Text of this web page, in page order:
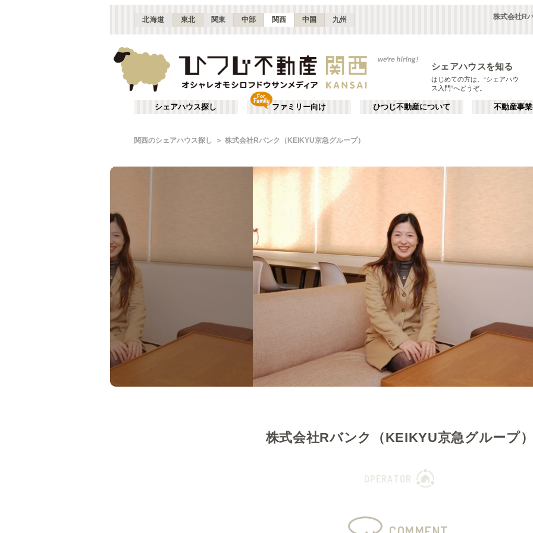
北海道 東北 関東 中部 関西 中国 九州 株式会社R
シェアハウスを知る
はじめての方は、“シェアハウ
ス入門”へどうぞ。
シェアハウス探し ファミリー向け ひつじ不動産について 不動産事
関西のシェアハウス探し 株式会社Rバンク（KEIKYU京急グループ）
株式会社Rバンク（KEIKYU京急グループ
OPERATOR